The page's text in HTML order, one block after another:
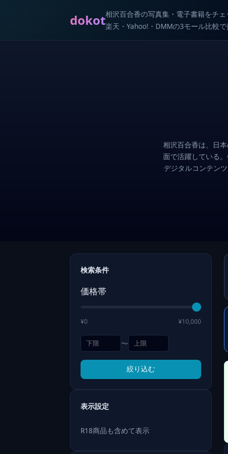
dokot相沢百合香の写真集・電子書籍をチェ
楽天・Yahoo!・DMMの3モール比較
相沢百合香は、日
面で活躍している
デジタルコンテン
検索条件
価格帯
¥0 ¥10,000
〜
絞り込む
表示設定
R18商品も含めて表示